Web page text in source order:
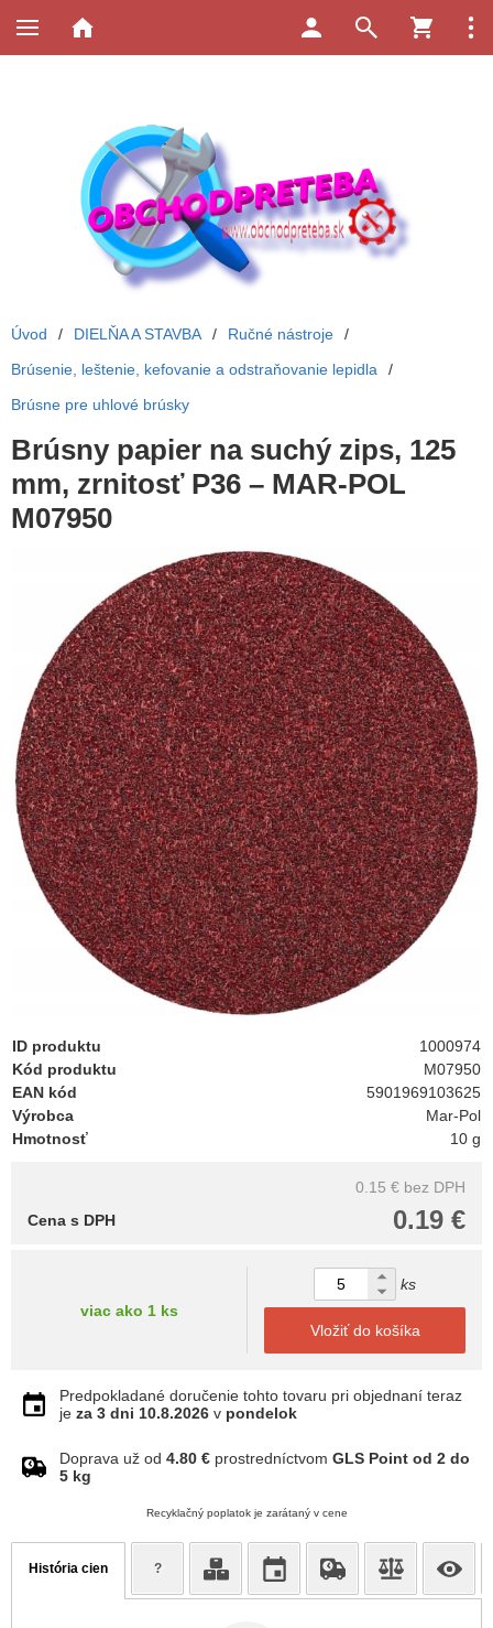
Úvod / DIELŇA A STAVBA / Ručné nástroje
/
Brúsenie, leštenie, kefovanie a odstraňovanie lepidla
/
Brúsne pre uhlové brúsky
Brúsny papier na suchý zips, 125
mm, zrnitosť P36 – MAR-POL
M07950
ID produktu
1000974
Kód produktu
M07950
EAN kód
5901969103625
Výrobca
Mar-Pol
Hmotnosť
10 g
0.15 € bez DPH
0.19 €
Cena s DPH
viac ako 1 ks
ks
Vložiť do košíka
Predpokladané doručenie tohto tovaru pri objednaní teraz
je za 3 dni 10.8.2026 v pondelok
Doprava už od 4.80 € prostredníctvom GLS Point od 2 do
5 kg
Recyklačný poplatok je zarátaný v cene
História cien ?